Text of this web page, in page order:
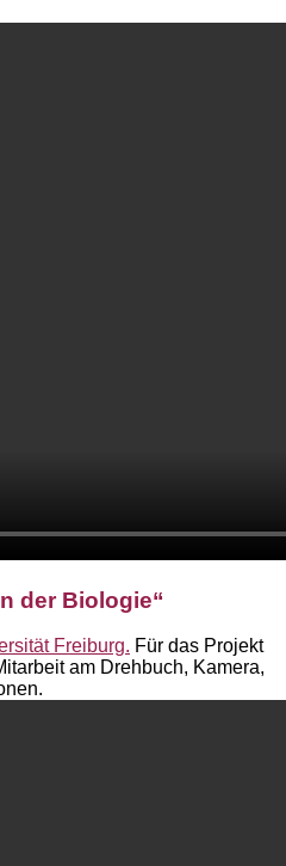
der Biologie“
Freiburg. Für das Projekt
am Drehbuch, Kamera,